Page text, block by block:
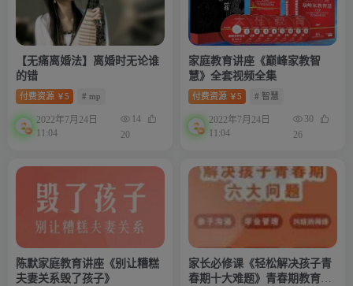
【无痛离婚法】离婚时无论谁
的错
付费资源 ￥5 # mp
2022年7月24日
11:04
14
20
家庭教育讲座《巅峰家教智
慧》全套视频全集
付费资源 ￥5 # 智慧
2022年7月24日
11:04
30
26
陈默家庭教育讲座《别让糟糕
夫妻关系毁了孩子》
家长必修课《轻松解决孩子青
春期十大难题》青春期教育讲